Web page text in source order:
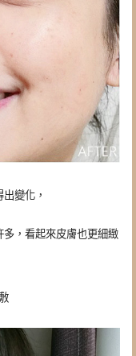
變化，
，看起來皮膚也更細緻